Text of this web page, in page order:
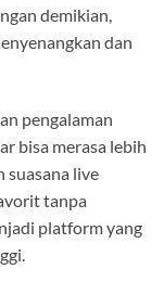
demikian,
dan
pengalaman
bisa merasa lebih
suasana live
tanpa
platform yang